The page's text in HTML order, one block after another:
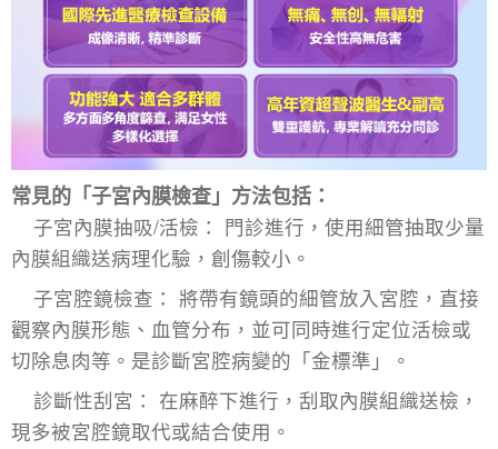
常見的「子宮內膜檢查」方法包括：
子宮內膜抽吸/活檢： 門診進行，使用細管抽取少量
內膜組織送病理化驗，創傷較小。
子宮腔鏡檢查 ： 將帶有鏡頭的細管放入宮腔，直接
觀察內膜形態、血管分布，並可同時進行定位活檢或
切除息肉等。是診斷宮腔病變的「金標準」。
診斷性刮宮： 在麻醉下進行，刮取內膜組織送檢，
現多被宮腔鏡取代或結合使用。